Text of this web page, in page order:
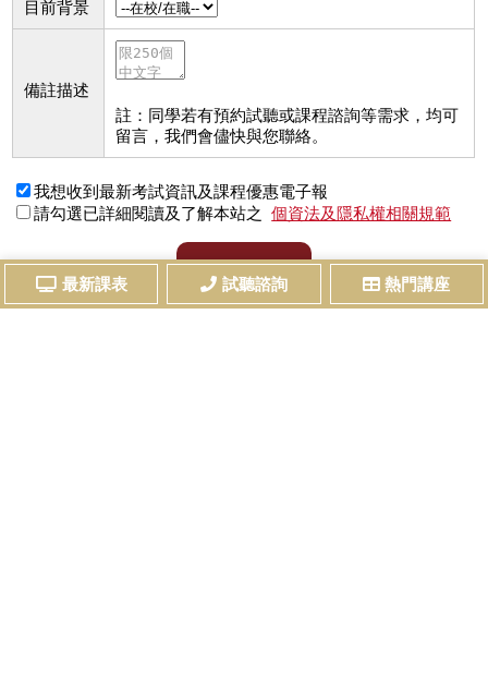
最新課表 試聽諮詢 熱門講座
目前背景
備註描述
註：同學若有預約試聽或課程諮詢等需求，均可
留言，我們會儘快與您聯絡。
我想收到最新考試資訊及課程優惠電子報
請勾選已詳細閱讀及了解本站之
個資法及隱私權相關規範
送出資料